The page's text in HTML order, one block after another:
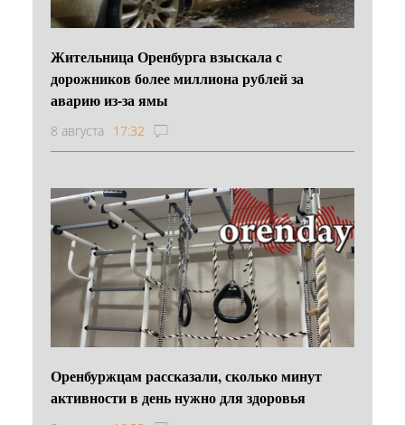
Жительница Оренбурга взыскала с
дорожников более миллиона рублей за
аварию из-за ямы
8 августа 17:32
Оренбуржцам рассказали, сколько минут
активности в день нужно для здоровья